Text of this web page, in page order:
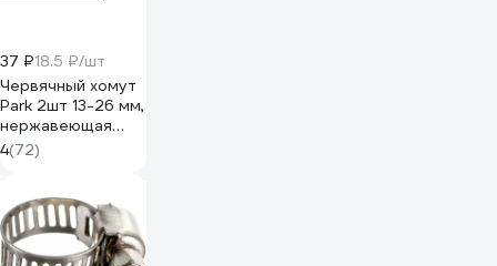
37 ₽18.5 ₽/шт
Червячный хомут
Park 2шт 13-26 мм,
нержавеющая
сталь 101206
4(72)